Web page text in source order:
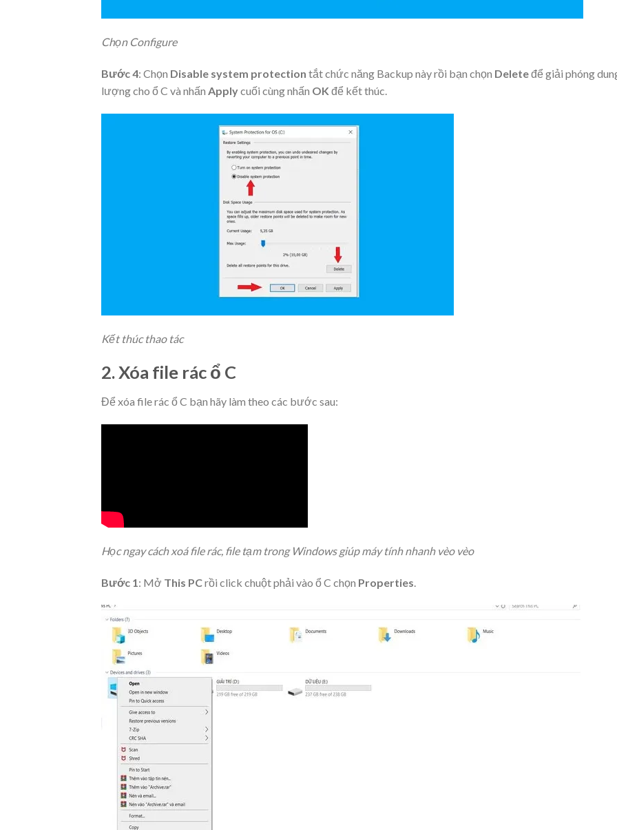
Chọn Configure
Bước 4: Chọn Disable system protection tắt chức năng Backup này rồi bạn chọn Deleteđể giải phóng
lượng cho ổ C và nhấn Applycuối cùng nhấn OK để kết thúc.
Kết thúc thao tác
2. Xóa file rác ổ C
Để xóa file rác ổ C bạn hãy làm theo các bước sau:
Học ngay cách xoá file rác, file tạm trong Windows giúp máy tính nhanh vèo vèo
Bước 1 : Mở This PCrồi click chuột phải vào ổ C chọn Properties